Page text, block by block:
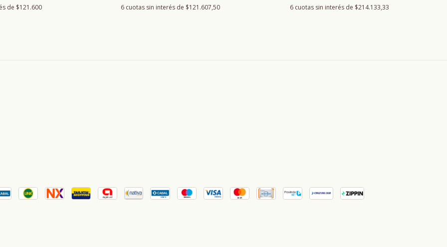
de $121.600
6 cuotas sin interés de $121.607,50
6 cuotas sin interés de $214.133,33